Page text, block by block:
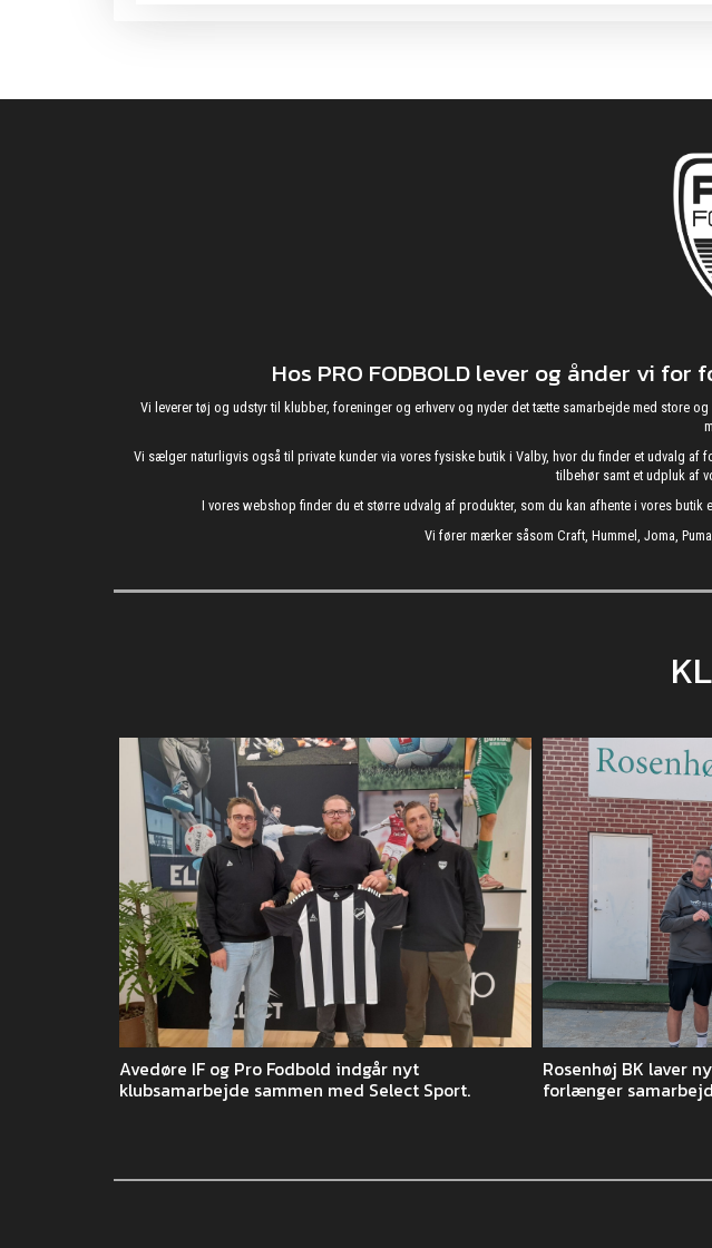
Hos PRO FODBOLD lever og ånder vi
Vi leverer tøj og udstyr til klubber, foreninger og erhverv og nyder det tætte samarbejde med store
Vi sælger naturligvis også til private kunder via vores fysiske butik i Valby, hvor du finder et udvalg
tilbehør samt et udpluk af
I vores webshop finder du et større udvalg af produkter, som du kan afhente i vores
Vi fører mærker såsom Craft, Hummel, Joma,
Avedøre IF og Pro Fodbold indgår nyt
klubsamarbejde sammen med Select Sport.
Rosenhøj BK laver
forlænger